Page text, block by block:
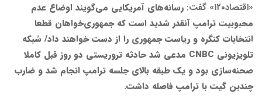
«اقتصاد۱۲۰» گفت:
رسانه‌های آمریکایی می‌گویند اوضاع عدم
محبوبیت ترامپ آنقدر شدید است که جمهوری‌خواهان قطعا
انتخابات کنگره و ریاست جمهوری را از دست خواهند داد/ شبکه
تلویزیونی CNBC مدعی شد حادثه تروریستی دو روز قبل کاملا
صحنه‌سازی بود و یک طبقه بالای جلسه ترامپ انجام شد و ضارب
چندین گیت با ترامپ فاصله داشت.